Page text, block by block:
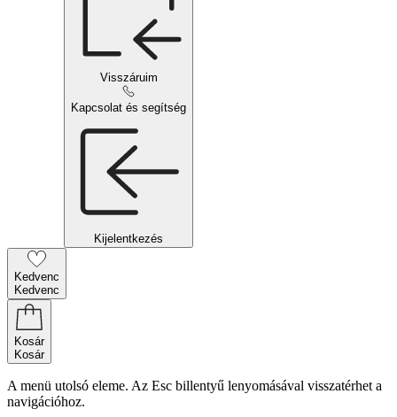
Visszáruim
Kapcsolat és segítség
Kijelentkezés
Kedvenc
Kedvenc
Kosár
Kosár
A menü utolsó eleme. Az Esc billentyű lenyomásával visszatérhet a
navigációhoz.